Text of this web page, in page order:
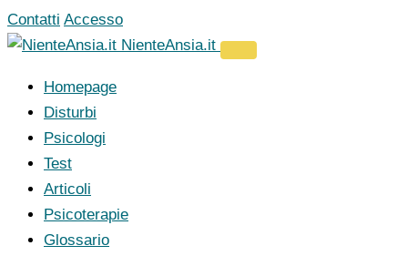
Vai
al
Contatti Accesso
NienteAnsia.it
Homepage
Disturbi
Psicologi
Test
Articoli
Psicoterapie
Glossario